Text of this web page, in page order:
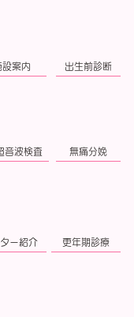
設案内 出生前診断
音波検査 無痛分娩
ター紹介 更年期診療